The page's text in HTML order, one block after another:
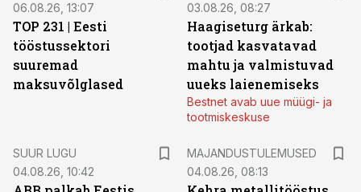
06.08.26, 13:07
TOP 231 | Eesti
tööstussektori
suuremad
maksuvõlglased
03.08.26, 08:27
Haagiseturg ärkab:
tootjad kasvatavad
mahtu ja valmistuvad
uueks laienemiseks
Bestnet avab uue müügi- ja
tootmiskeskuse
SUUR LUGU
04.08.26, 10:42
MAJANDUSTULEMUSED
04.08.26, 08:13